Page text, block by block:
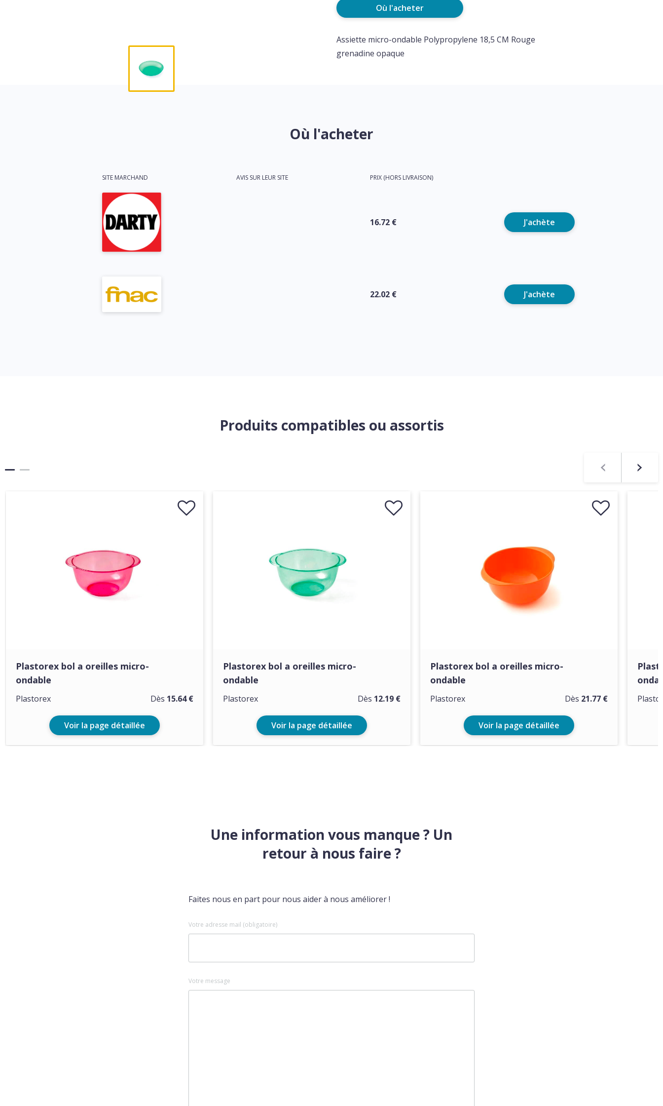
Où l'acheter
Assiette micro-ondable Polypropylene 18,5 CM Rouge
grenadine opaque
Où l'acheter
SITE MARCHAND AVIS SUR LEUR SITE PRIX (HORS LIVRAISON)
16.72 € J'achète
22.02 € J'achète
Produits compatibles ou assortis
Plastorex bol a oreilles micro-
ondable
Dès 15.64 €
Plastorex
Voir la page détaillée
Plastorex bol a oreilles micro-
ondable
Dès 12.19 €
Plastorex
Voir la page détaillée
Plastorex bol a oreilles micro-
ondable
Dès 21.77 €
Plastorex
Voir la page détaillée
Une information vous manque ? Un
retour à nous faire ?
Faites nous en part pour nous aider à nous améliorer !
Votre adresse mail (obligatoire)
Votre message